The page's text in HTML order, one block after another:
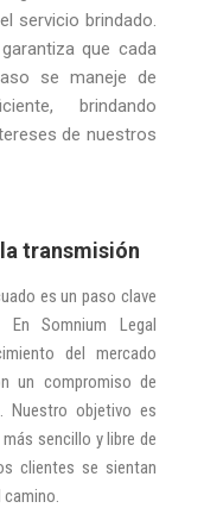
servicio brindado.
que cada
se maneje de
brindando
de nuestros
transmisión
es un paso clave
En Somnium Legal
del mercado
un compromiso de
Nuestro objetivo es
sencillo y libre de
clientes se sientan
camino.